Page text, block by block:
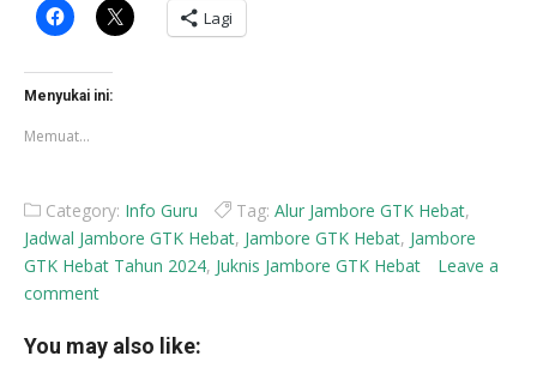
Klik
untuk
Facebook(Membuka
di
jendela
baru)
Klik
untuk
berbagi
Lagi
Menyukai ini:
Memuat...
Category: Info Guru Tag: Alur Jambore GTK Hebat,
Jadwal Jambore GTK Hebat, Jambore GTK Hebat, Jambore
GTK Hebat Tahun 2024, Juknis Jambore GTK Hebat
Leave a
comment
You may also like: